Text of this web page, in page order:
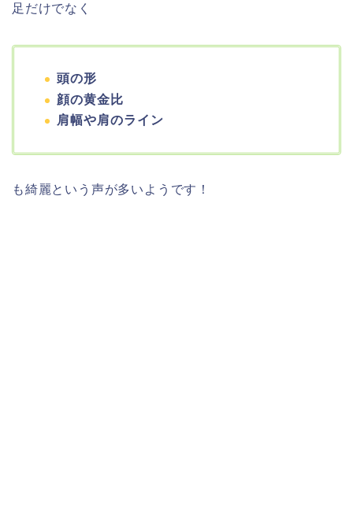
足だけでなく
頭の形
顔の黄金比
肩幅や肩のライン
も綺麗という声が多いようです！